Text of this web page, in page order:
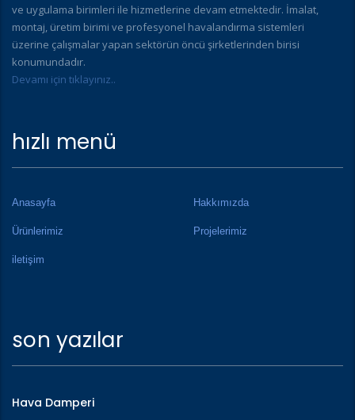
ve uygulama birimleri ile hizmetlerine devam etmektedir. İmalat,
montaj, üretim birimi ve profesyonel havalandırma sistemleri
üzerine çalışmalar yapan sektörün öncü şirketlerinden birisi
konumundadır.
Devamı için tıklayınız..
hızlı menü
Anasayfa Hakkımızda
Ürünlerimiz Projelerimiz
iletişim
son yazılar
Hava Damperi